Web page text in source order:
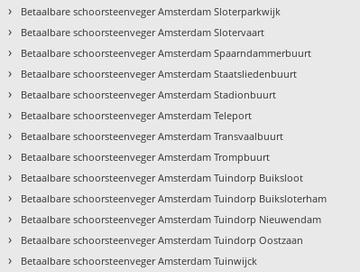
› Betaalbare schoorsteenveger Amsterdam Sloterparkwijk
› Betaalbare schoorsteenveger Amsterdam Slotervaart
› Betaalbare schoorsteenveger Amsterdam Spaarndammerbuurt
› Betaalbare schoorsteenveger Amsterdam Staatsliedenbuurt
› Betaalbare schoorsteenveger Amsterdam Stadionbuurt
› Betaalbare schoorsteenveger Amsterdam Teleport
› Betaalbare schoorsteenveger Amsterdam Transvaalbuurt
› Betaalbare schoorsteenveger Amsterdam Trompbuurt
› Betaalbare schoorsteenveger Amsterdam Tuindorp Buiksloot
› Betaalbare schoorsteenveger Amsterdam Tuindorp Buiksloterham
› Betaalbare schoorsteenveger Amsterdam Tuindorp Nieuwendam
› Betaalbare schoorsteenveger Amsterdam Tuindorp Oostzaan
› Betaalbare schoorsteenveger Amsterdam Tuinwijck